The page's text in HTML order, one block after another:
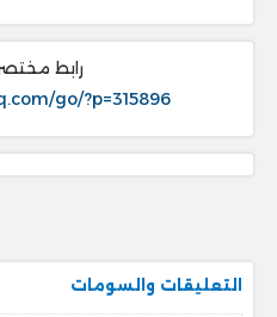
رابط
go/?p=315896
التعليقات والسومات